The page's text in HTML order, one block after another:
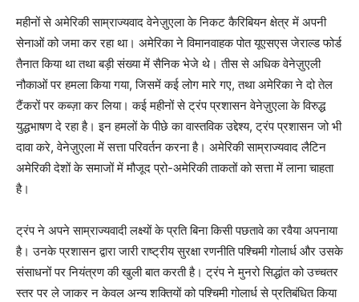
महीनों से अमेरिकी साम्राज्यवाद वेनेज़ुएला के निकट कैरिबियन क्षेत्र में अपनी
सेनाओं को जमा कर रहा था। अमेरिका ने विमानवाहक पोत यूएसएस जेराल्ड फोर्ड
तैनात किया था तथा बड़ी संख्या में सैनिक भेजे थे। तीस से अधिक वेनेज़ुएली
नौकाओं पर हमला किया गया, जिसमें कई लोग मारे गए, तथा अमेरिका ने दो तेल
टैंकरों पर कब्ज़ा कर लिया। कई महीनों से ट्रंप प्रशासन वेनेज़ुएला के विरुद्ध
युद्धभाषण दे रहा है। इन हमलों के पीछे का वास्तविक उद्देश्य, ट्रंप प्रशासन जो भी
दावा करे, वेनेज़ुएला में सत्ता परिवर्तन करना है। अमेरिकी साम्राज्यवाद लैटिन
अमेरिकी देशों के समाजों में मौजूद प्रो-अमेरिकी ताकतों को सत्ता में लाना चाहता
है।
ट्रंप ने अपने साम्राज्यवादी लक्ष्यों के प्रति बिना किसी पछतावे का रवैया अपनाया
है। उनके प्रशासन द्वारा जारी राष्ट्रीय सुरक्षा रणनीति पश्चिमी गोलार्ध और उसके
संसाधनों पर नियंत्रण की खुली बात करती है। ट्रंप ने मुनरो सिद्धांत को उच्चतर
स्तर पर ले जाकर न केवल अन्य शक्तियों को पश्चिमी गोलार्ध से प्रतिबंधित किया